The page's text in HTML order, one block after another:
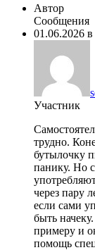
Автор
Сообщения
01.06.2026
Участник
трудно.
бутылочку
панику. Но
через пару
если сами
быть
примеру и
помощь